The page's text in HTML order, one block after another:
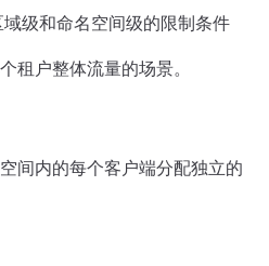
级和命名空间级的限制条件
租户整体流量的场景。
间内的每个客户端分配独立的